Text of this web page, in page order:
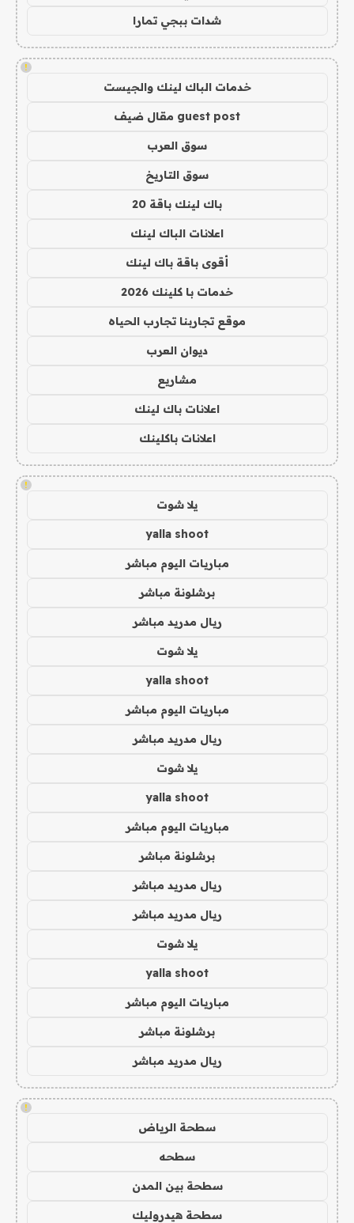
شدات ببجي تمارا
!
خدمات الباك لينك والجيست
guest post مقال ضيف
سوق العرب
سوق التاريخ
باك لينك باقة 20
اعلانات الباك لينك
أقوى باقة باك لينك
خدمات با كلينك 2026
موقع تجاربنا تجارب الحياه
ديوان العرب
مشاريع
اعلانات باك لينك
اعلانات باكلينك
!
يلا شوت
yalla shoot
مباريات اليوم مباشر
برشلونة مباشر
ريال مدريد مباشر
يلا شوت
yalla shoot
مباريات اليوم مباشر
ريال مدريد مباشر
يلا شوت
yalla shoot
مباريات اليوم مباشر
برشلونة مباشر
ريال مدريد مباشر
ريال مدريد مباشر
يلا شوت
yalla shoot
مباريات اليوم مباشر
برشلونة مباشر
ريال مدريد مباشر
!
سطحة الرياض
سطحه
سطحة بين المدن
سطحة هيدروليك